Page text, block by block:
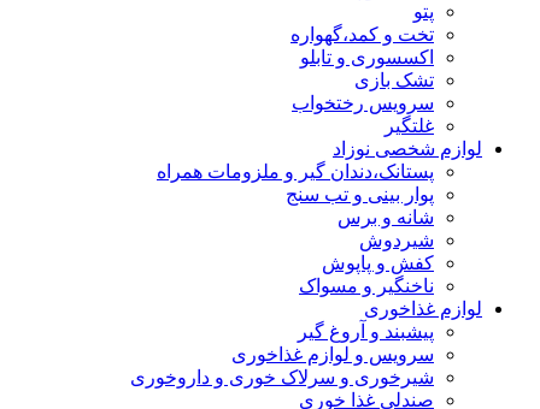
پتو
تخت و کمد،گهواره
اکسسوری و تابلو
تشک بازی
سرویس رختخواب
غلتگیر
لوازم شخصی نوزاد
پستانک،دندان گیر و ملزومات همراه
پوار بینی و تب سنج
شانه و برس
شیردوش
کفش و پاپوش
ناخنگیر و مسواک
لوازم غذاخوری
پیشبند و آروغ گیر
سرویس و لوازم غذاخوری
شیرخوری و سرلاک خوری و داروخوری
صندلی غذا خوری